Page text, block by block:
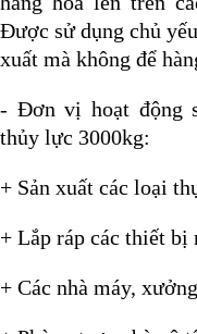
Được sử dụng chủ
xuất mà không để
- Đơn vị hoạt động
thủy lực 3000kg:
+ Sản xuất các loại
+ Lắp ráp các thiết bị
+ Các nhà máy,